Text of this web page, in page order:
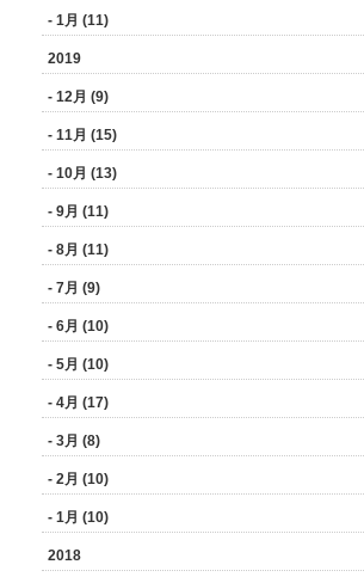
- 1月 (11)
2019
- 12月 (9)
- 11月 (15)
- 10月 (13)
- 9月 (11)
- 8月 (11)
- 7月 (9)
- 6月 (10)
- 5月 (10)
- 4月 (17)
- 3月 (8)
- 2月 (10)
- 1月 (10)
2018